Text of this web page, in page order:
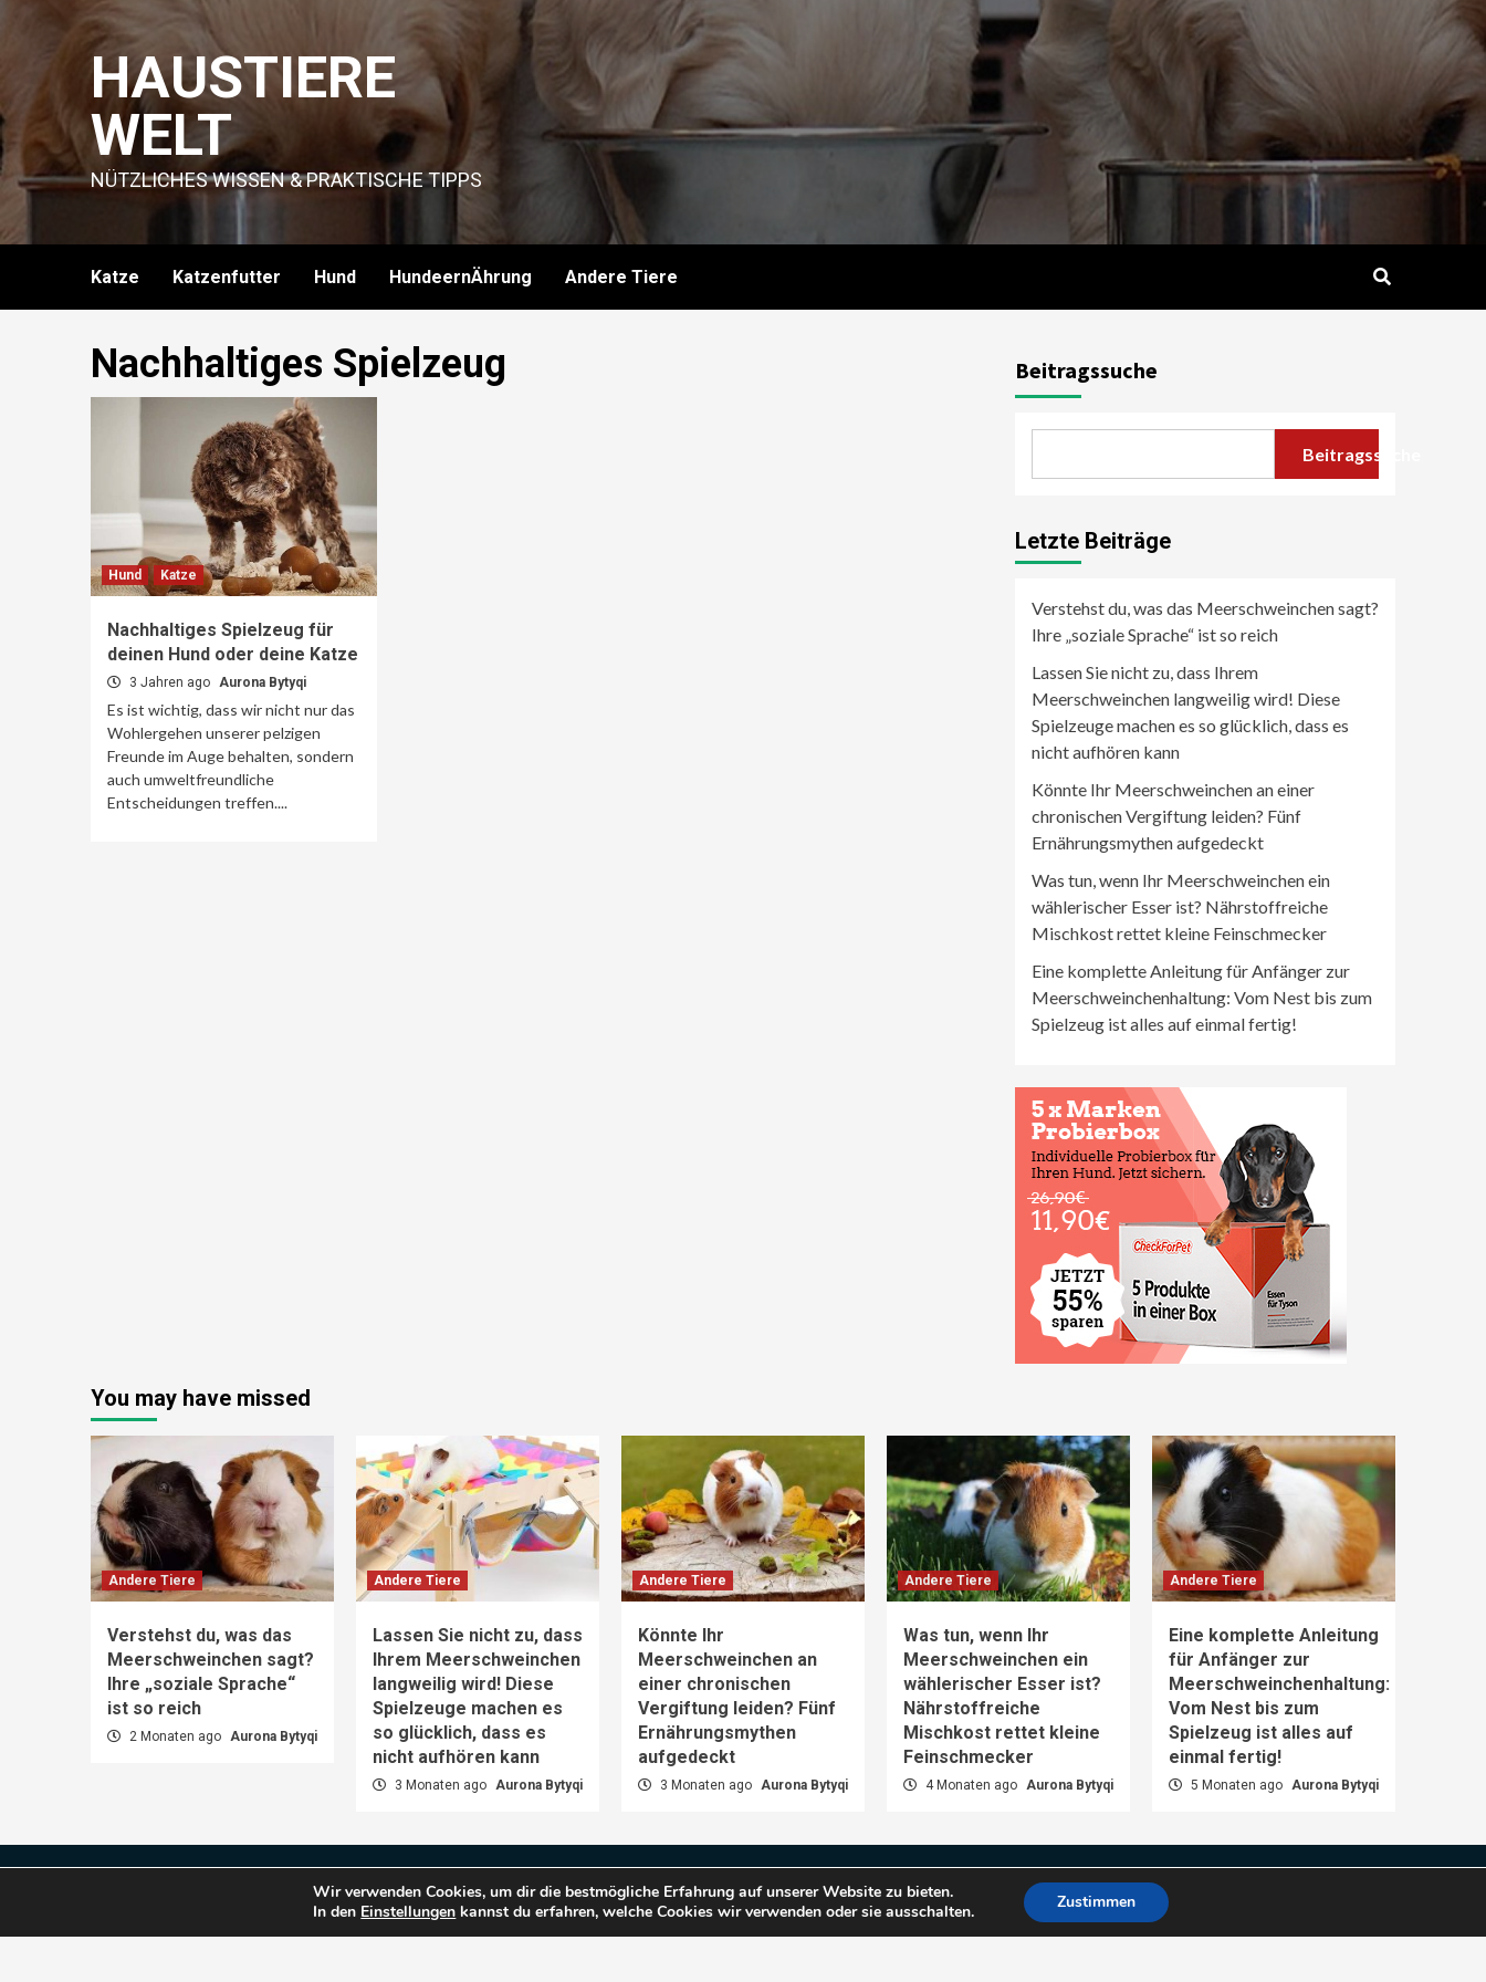
content
HAUSTIERE
WELT
NÜTZLICHES WISSEN & PRAKTISCHE TIPPS
Katze Katzenfutter Hund HundeernÄhrung Andere Tiere
Nachhaltiges Spielzeug
Hund Katze
Nachhaltiges Spielzeug für
deinen Hund oder deine Katze
3 Jahren ago Aurona Bytyqi
Es ist wichtig, dass wir nicht nur das
Wohlergehen unserer pelzigen
Freunde im Auge behalten, sondern
auch umweltfreundliche
Entscheidungen treffen....
Beitragssuche
Beitragssuche
Letzte Beiträge
Verstehst du, was das Meerschweinchen sagt?
Ihre „soziale Sprache“ ist so reich
Lassen Sie nicht zu, dass Ihrem
Meerschweinchen langweilig wird! Diese
Spielzeuge machen es so glücklich, dass es
nicht aufhören kann
Könnte Ihr Meerschweinchen an einer
chronischen Vergiftung leiden? Fünf
Ernährungsmythen aufgedeckt
Was tun, wenn Ihr Meerschweinchen ein
wählerischer Esser ist? Nährstoffreiche
Mischkost rettet kleine Feinschmecker
Eine komplette Anleitung für Anfänger zur
Meerschweinchenhaltung: Vom Nest bis zum
Spielzeug ist alles auf einmal fertig!
You may have missed
Andere Tiere
Verstehst du, was das
Meerschweinchen sagt?
Ihre „soziale Sprache“
ist so reich
2 Monaten ago Aurona Bytyqi
Andere Tiere
Lassen Sie nicht zu, dass
Ihrem Meerschweinchen
langweilig wird! Diese
Spielzeuge machen es
so glücklich, dass es
nicht aufhören kann
3 Monaten ago Aurona Bytyqi
Andere Tiere
Könnte Ihr
Meerschweinchen an
einer chronischen
Vergiftung leiden? Fünf
Ernährungsmythen
aufgedeckt
3 Monaten ago Aurona Bytyqi
Andere Tiere
Was tun, wenn Ihr
Meerschweinchen ein
wählerischer Esser ist?
Nährstoffreiche
Mischkost rettet kleine
Feinschmecker
4 Monaten ago Aurona Bytyqi
Andere Tiere
Eine komplette Anleitung
für Anfänger zur
Meerschweinchenhaltung:
Vom Nest bis zum
Spielzeug ist alles auf
einmal fertig!
5 Monaten ago Aurona Bytyqi
DatenschutzWir verwenden Cookies, um dir die bestmögliche Erfahrung auf unserer Website zu bieten.
In den Einstellungen kannst du erfahren, welche Cookies wir verwenden oder sie ausschalten. Zustimmen